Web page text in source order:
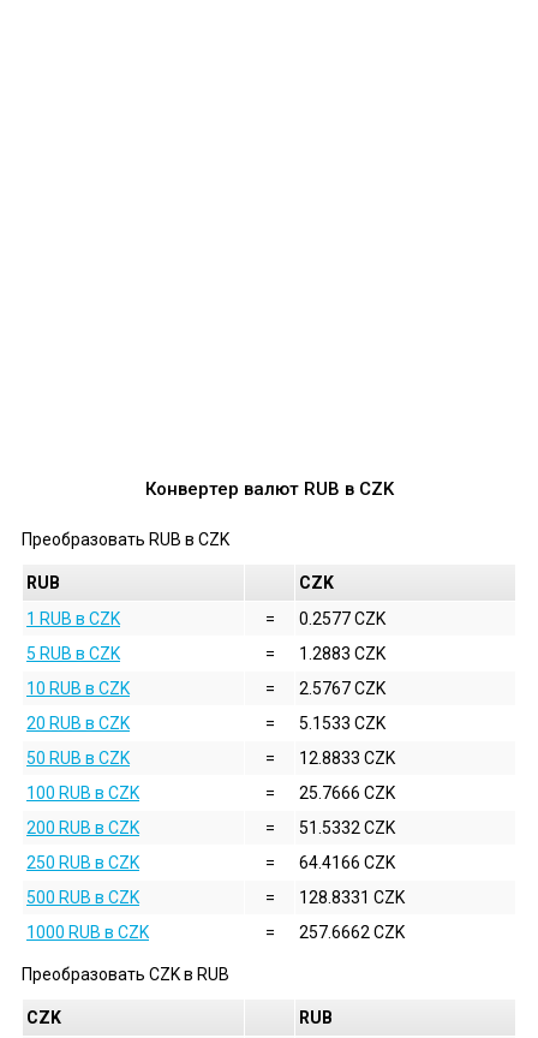
Конвертер валют RUB в CZK
Преобразовать RUB в CZK
RUB
CZK
1 RUB в CZK
=
0.2577 CZK
5 RUB в CZK
=
1.2883 CZK
10 RUB в CZK
=
2.5767 CZK
20 RUB в CZK
=
5.1533 CZK
50 RUB в CZK
=
12.8833 CZK
100 RUB в CZK
=
25.7666 CZK
200 RUB в CZK
=
51.5332 CZK
250 RUB в CZK
=
64.4166 CZK
500 RUB в CZK
=
128.8331 CZK
1000 RUB в CZK
= 257.6662 CZK
Преобразовать CZKв RUB
CZK
RUB